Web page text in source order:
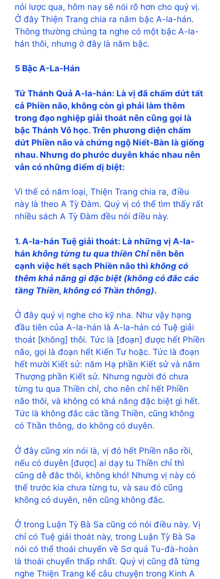
nói lược qua, hôm nay sẽ nói rõ hơn cho quý vị.
Ở đây Thiện Trang chia ra năm bậc A-la-hán.
Thông thường chúng ta nghe có một bậc A-la-
hán thôi, nhưng ở đây là năm bậc.
5 Bậc A-La-Hán
Tứ Thánh Quả A-la-hán: Là vị đã chấm dứt tất
cả Phiền não, không còn gì phải làm thêm
trong đạo nghiệp giải thoát nên cũng gọi là
bậc Thánh Vô học. Trên phương diện chấm
dứt Phiền não và chứng ngộ Niết-Bàn là giống
nhau. Nhưng do phước duyên khác nhau nên
vẫn có những điểm dị biệt:
Vì thế có năm loại, Thiện Trang chia ra, điều
này là theo A Tỳ Đàm. Quý vị có thể tìm thấy rất
nhiều sách A Tỳ Đàm đều nói điều này.
1. A-la-hán Tuệ giải thoát: Là những vị A-la-
hán không từng tu qua thiền Chỉnên bên
cạnh việc hết sạch Phiền não thì không có
thêm khả năng gì đặc biệt (không có đắc các
tầng Thiền, không có Thần thông).
Ở đây quý vị nghe cho kỹ nha. Như vậy hạng
đầu tiên của A-la-hán là A-la-hán có Tuệ giải
thoát [không] thôi. Tức là [đoạn] được hết Phiền
não, gọi là đoạn hết Kiến Tư hoặc. Tức là đoạn
hết mười Kiết sử: năm Hạ phần Kiết sử và năm
Thượng phần Kiết sử. Nhưng người đó chưa
từng tu qua Thiền chỉ, cho nên chỉ hết Phiền
não thôi, và không có khả năng đặc biệt gì hết.
Tức là không đắc các tầng Thiền, cũng không
có Thần thông, do không có duyên.
Ở đây cũng xin nói là, vị đó hết Phiền não rồi,
nếu có duyên [được] ai dạy tu Thiền chỉ thì
cũng dễ đắc thôi, không khó! Nhưng vị này có
thể trước kia chưa từng tu, và sau đó cũng
không có duyên, nên cũng không đắc.
Ở trong Luận Tỳ Bà Sa cũng có nói điều này. Vị
chỉ có Tuệ giải thoát này, trong Luận Tỳ Bà Sa
nói có thể thoái chuyển về Sơ quả Tu-đà-hoàn
là thoái chuyển thấp nhất. Quý vị cũng đã từng
nghe Thiện Trang kể câu chuyện trong Kinh A